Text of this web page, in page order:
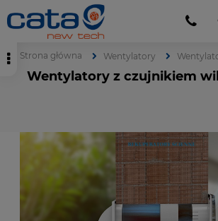
Strona główna Wentylatory
Wentylatory z czujnikiem